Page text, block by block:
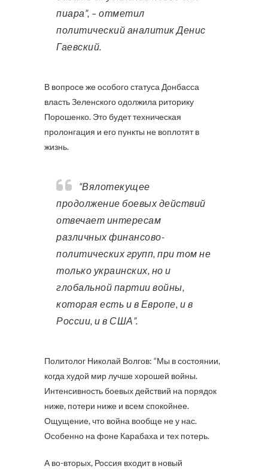
пиара”, – отметил
политический аналитик Денис
Гаевский.
В вопросе же особого статуса Донбасса
власть Зеленского одолжила риторику
Порошенко. Это будет техническая
пролонгация и его пункты не воплотят в
жизнь.
“Вялотекущее
продолжение боевых действий
отвечает интересам
различных финансово-
политических групп, при том не
только украинских, но и
глобальной партии войны,
которая есть и в Европе, и в
России, и в США”.
Политолог Николай Волгов: “Мы в состоянии,
когда худой мир лучше хорошей войны.
Интенсивность боевых действий на порядок
ниже, потери ниже и всем спокойнее.
Ощущение, что война вообще не у нас.
Особенно на фоне Карабаха и тех потерь.
А во-вторых, Россия входит в новый